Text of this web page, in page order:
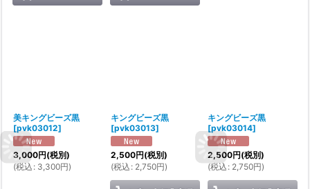
美キングビーズ黒
[pvk03012]
3,000円(税別)
(税込 : 3,300円)
キングビーズ黒
[pvk03013]
2,500円(税別)
(税込 : 2,750円)
キングビーズ黒
[pvk03014]
2,500円(税別)
(税込 : 2,750円)